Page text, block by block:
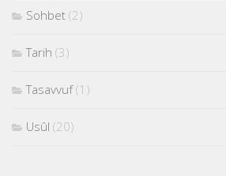
Sohbet (2)
Tarih (3)
Tasavvuf(1)
Usûl (20)